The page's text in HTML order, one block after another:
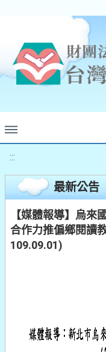
:::
最新公告
【媒體報導】烏來
合作力推偏鄉閱讀
109.09.01)